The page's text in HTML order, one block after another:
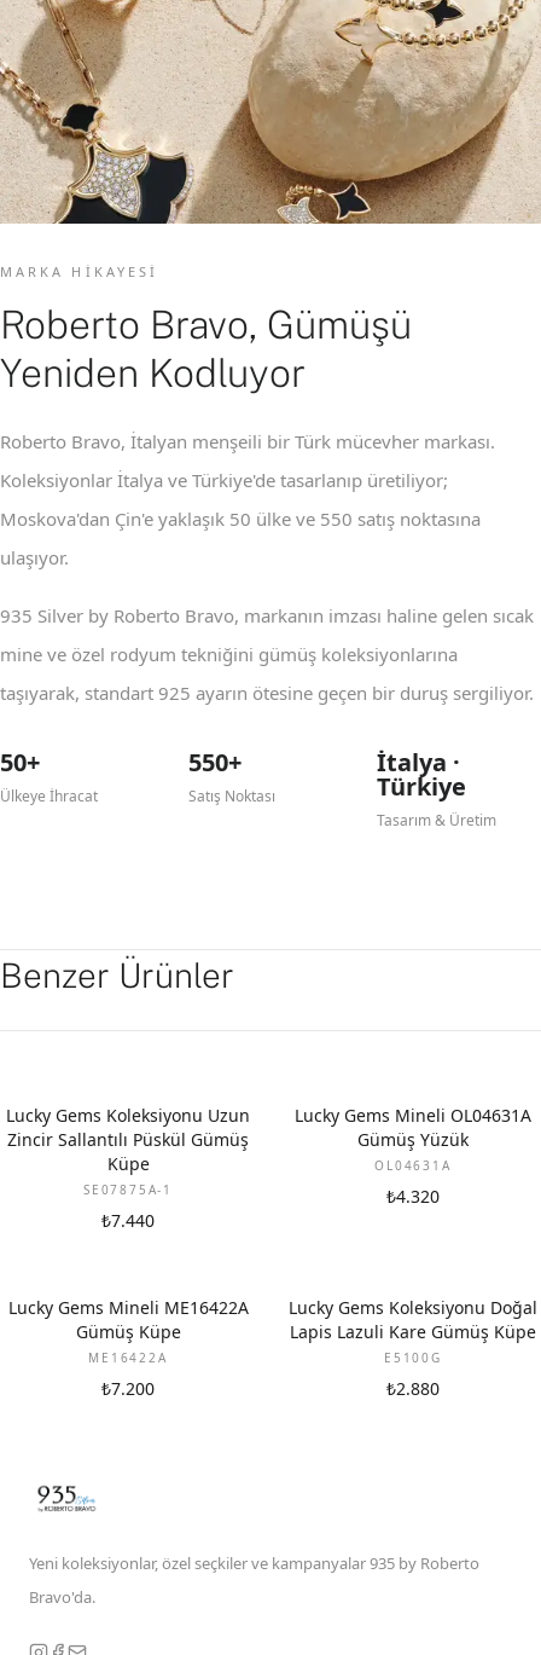
MARKA HIKAYESI
Roberto Bravo, Gümüşü
Yeniden Kodluyor
Roberto Bravo, İtalyan menşeili bir Türk mücevher markası.
Koleksiyonlar İtalya ve Türkiye'de tasarlanıp üretiliyor;
Moskova'dan Çin'e yaklaşık 50 ülke ve 550 satış noktasına
ulaşıyor.
935 Silver by Roberto Bravo, markanın imzası haline gelen sıcak
mine ve özel rodyum tekniğini gümüş koleksiyonlarına
taşıyarak, standart 925 ayarın ötesine geçen bir duruş sergiliyor.
50+
Ülkeye İhracat
550+
Satış Noktası
İtalya ·
Türkiye
Tasarım & Üretim
Benzer Ürünler
Lucky Gems Koleksiyonu Uzun
Zincir Sallantılı Püskül Gümüş
Küpe
SE07875A-1
₺7.440
Lucky Gems Mineli OL04631A
Gümüş Yüzük
OL04631A
₺4.320
Lucky Gems Mineli ME16422A
Gümüş Küpe
ME16422A
₺7.200
Lucky Gems Koleksiyonu Doğal
Lapis Lazuli Kare Gümüş Küpe
E5100G
₺2.880
Yeni koleksiyonlar, özel seçkiler ve kampanyalar 935 by Roberto
Bravo'da.